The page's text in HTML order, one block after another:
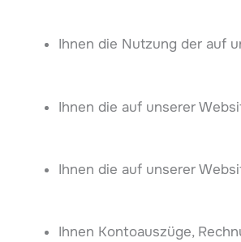
Ihnen die Nutzung der auf
Ihnen die auf unserer
Ihnen die auf unserer
Ihnen Kontoauszüge,